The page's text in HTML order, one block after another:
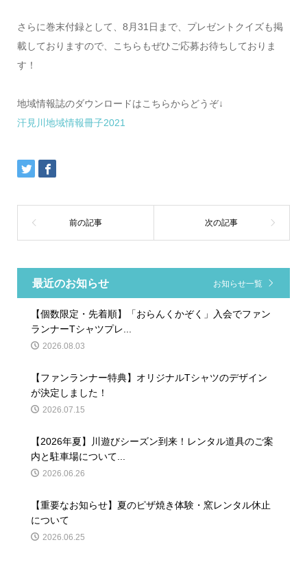
さらに巻末付録として、8月31日まで、プレゼントクイズも掲
載しておりますので、こちらもぜひご応募お待ちしておりま
す！
地域情報誌のダウンロードはこちらからどうぞ↓
汗見川地域情報冊子2021
最近のお知らせ お知らせ一覧
【個数限定・先着順】「おらんくかぞく」入会でファン
ランナーTシャツプレ...
2026.08.03
【ファンランナー特典】オリジナルTシャツのデザイン
が決定しました！
2026.07.15
【2026年夏】川遊びシーズン到来！レンタル道具のご案
内と駐車場について...
2026.06.26
【重要なお知らせ】夏のピザ焼き体験・窯レンタル休止
について
2026.06.25